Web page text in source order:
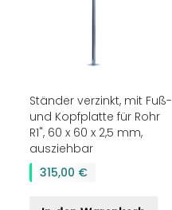
Ständer verzinkt, mit Fuß-
und Kopfplatte für Rohr
R1", 60 x 60 x 2,5 mm,
ausziehbar
315,00 €